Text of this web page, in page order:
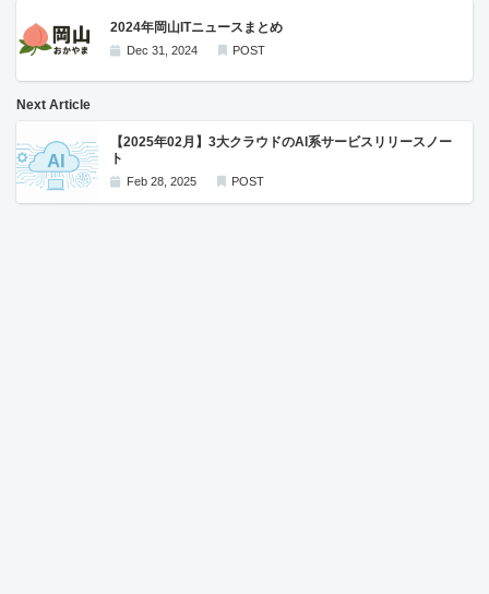
2024年岡山ITニュースまとめ
Dec 31, 2024 POST
Next Article
【2025年02月】3大クラウドのAI系サービスリリースノー
ト
Feb 28, 2025 POST